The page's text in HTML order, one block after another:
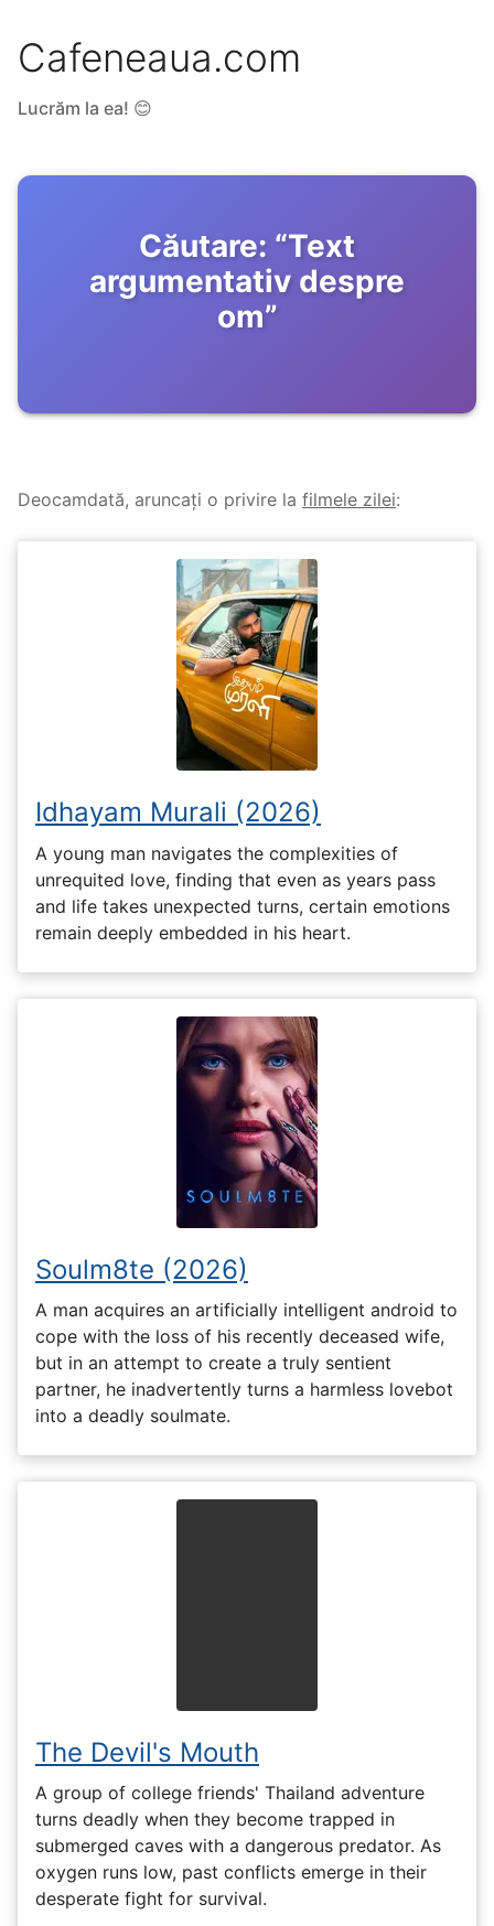
Cafeneaua.com
Lucrăm la ea! 😊
Căutare: “Text
argumentativ despre
om”
Deocamdată, aruncați o privire la filmele zilei:
Idhayam Murali (2026)
A young man navigates the complexities of
unrequited love, finding that even as years pass
and life takes unexpected turns, certain emotions
remain deeply embedded in his heart.
Soulm8te (2026)
A man acquires an artificially intelligent android to
cope with the loss of his recently deceased wife,
but in an attempt to create a truly sentient
partner, he inadvertently turns a harmless lovebot
into a deadly soulmate.
The Devil's Mouth
A group of college friends' Thailand adventure
turns deadly when they become trapped in
submerged caves with a dangerous predator. As
oxygen runs low, past conflicts emerge in their
desperate fight for survival.